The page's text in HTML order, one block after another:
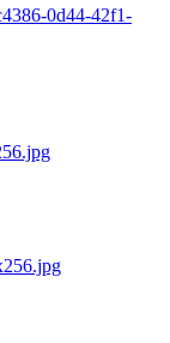
0d44-42f1-